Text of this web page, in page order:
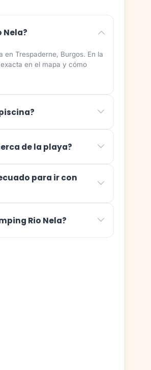
Nela?
en Trespaderne, Burgos. En la
en el mapa y cómo
de la playa?
para ir con
Rio Nela?